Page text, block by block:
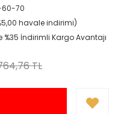
60-70
havale indirimi)
%35 İndirimli Kargo Avantajı
TL